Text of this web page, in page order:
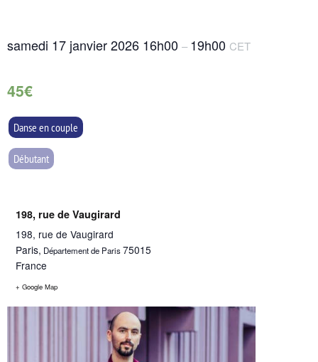
samedi 17 janvier 2026 16h00 – 19h00 CET
45€
Danse en couple
Débutant
198, rue de Vaugirard
198, rue de Vaugirard
Paris, Département de Paris75015
France
+ Google Map